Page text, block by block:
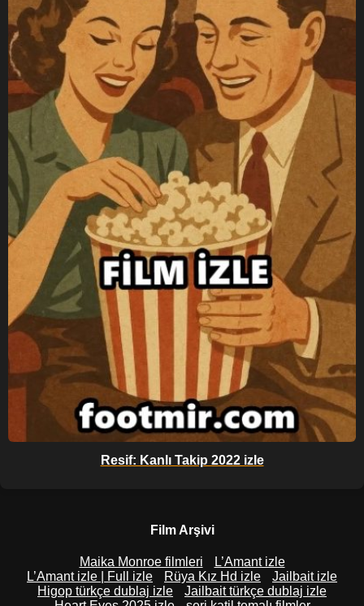
Resif: Kanlı Takip 2022 izle
Film Arşivi
Maika Monroe filmleri
L’Amant izle
L’Amant izle | Full izle
Rüya Kız Hd izle
Jailbait izle
Higop türkçe dublaj izle
Jailbait türkçe dublaj izle